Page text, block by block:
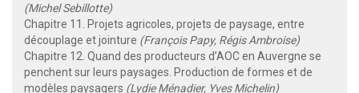
(Michel Sebillotte)
Chapitre 11. Projets agricoles, projets de paysage, entre
découplage et jointure (François Papy, Régis Ambroise)
Chapitre 12. Quand des producteurs d’AOC en Auvergne se
penchent sur leurs paysages. Production de formes et de
modèles paysagers (Lydie Ménadier, Yves Michelin)